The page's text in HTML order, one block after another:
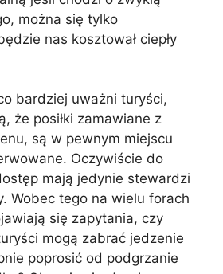
można się tylko
nas kosztował ciepły
bardziej uważni turyści,
że posiłki zamawiane z
są w pewnym miejscu
Oczywiście do
mają jedynie stewardzi
Wobec tego na wielu forach
się zapytania, czy
mogą zabrać jedzenie
poprosić od podgrzanie